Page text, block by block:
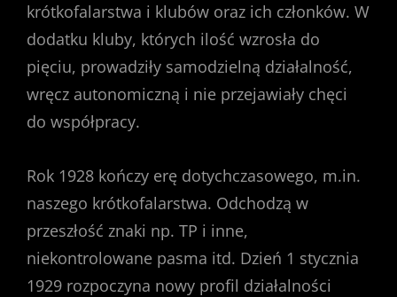
krótkofalarstwa i klubów oraz ich członków. W
dodatku kluby, których ilość wzrosła do
pięciu, prowadziły samodzielną działalność,
wręcz autonomiczną i nie przejawiały chęci
do współpracy.
Rok 1928 kończy erę dotychczasowego, m.in.
naszego krótkofalarstwa. Odchodzą w
przeszłość znaki np. TP i inne,
niekontrolowane pasma itd. Dzień 1 stycznia
1929 rozpoczyna nowy profil działalności